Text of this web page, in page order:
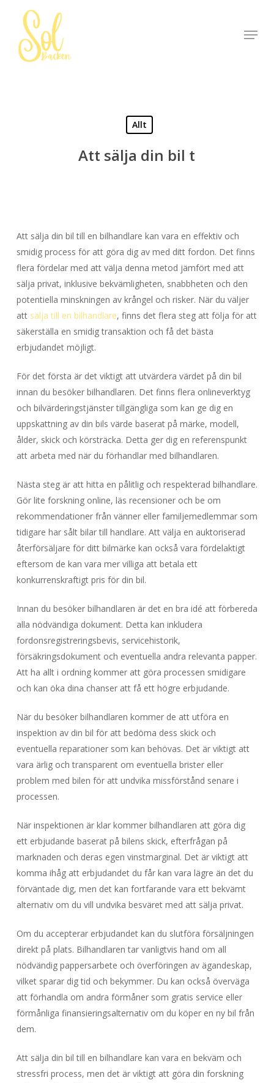
content
Menu
Allt
Att sälja din bil t
Att sälja din bil till en bilhandlare kan vara en effektiv och
smidig process för att göra dig av med ditt fordon. Det finns
flera fördelar med att välja denna metod jämfört med att
sälja privat, inklusive bekvämligheten, snabbheten och den
potentiella minskningen av krångel och risker. När du väljer
att sälja till en bilhandlare, finns det flera steg att följa för att
säkerställa en smidig transaktion och få det bästa
erbjudandet möjligt.
För det första är det viktigt att utvärdera värdet på din bil
innan du besöker bilhandlaren. Det finns flera onlineverktyg
och bilvärderingstjänster tillgängliga som kan ge dig en
uppskattning av din bils värde baserat på märke, modell,
ålder, skick och körsträcka. Detta ger dig en referenspunkt
att arbeta med när du förhandlar med bilhandlaren.
Nästa steg är att hitta en pålitlig och respekterad bilhandlare.
Gör lite forskning online, läs recensioner och be om
rekommendationer från vänner eller familjemedlemmar som
tidigare har sålt bilar till handlare. Att välja en auktoriserad
återförsäljare för ditt bilmärke kan också vara fördelaktigt
eftersom de kan vara mer villiga att betala ett
konkurrenskraftigt pris för din bil.
Innan du besöker bilhandlaren är det en bra idé att förbereda
alla nödvändiga dokument. Detta kan inkludera
fordonsregistreringsbevis, servicehistorik,
försäkringsdokument och eventuella andra relevanta papper.
Att ha allt i ordning kommer att göra processen smidigare
och kan öka dina chanser att få ett högre erbjudande.
När du besöker bilhandlaren kommer de att utföra en
inspektion av din bil för att bedöma dess skick och
eventuella reparationer som kan behövas. Det är viktigt att
vara ärlig och transparent om eventuella brister eller
problem med bilen för att undvika missförstånd senare i
processen.
När inspektionen är klar kommer bilhandlaren att göra dig
ett erbjudande baserat på bilens skick, efterfrågan på
marknaden och deras egen vinstmarginal. Det är viktigt att
komma ihåg att erbjudandet du får kan vara lägre än det du
förväntade dig, men det kan fortfarande vara ett bekvämt
alternativ om du vill undvika besväret med att sälja privat.
Om du accepterar erbjudandet kan du slutföra försäljningen
direkt på plats. Bilhandlaren tar vanligtvis hand om all
nödvändig pappersarbete och överföringen av ägandeskap,
vilket sparar dig tid och bekymmer. Du kan också överväga
att förhandla om andra förmåner som gratis service eller
förmånliga finansieringsalternativ om du köper en ny bil från
dem.
Att sälja din bil till en bilhandlare kan vara en bekväm och
stressfri process, men det är viktigt att göra din forskning
Close